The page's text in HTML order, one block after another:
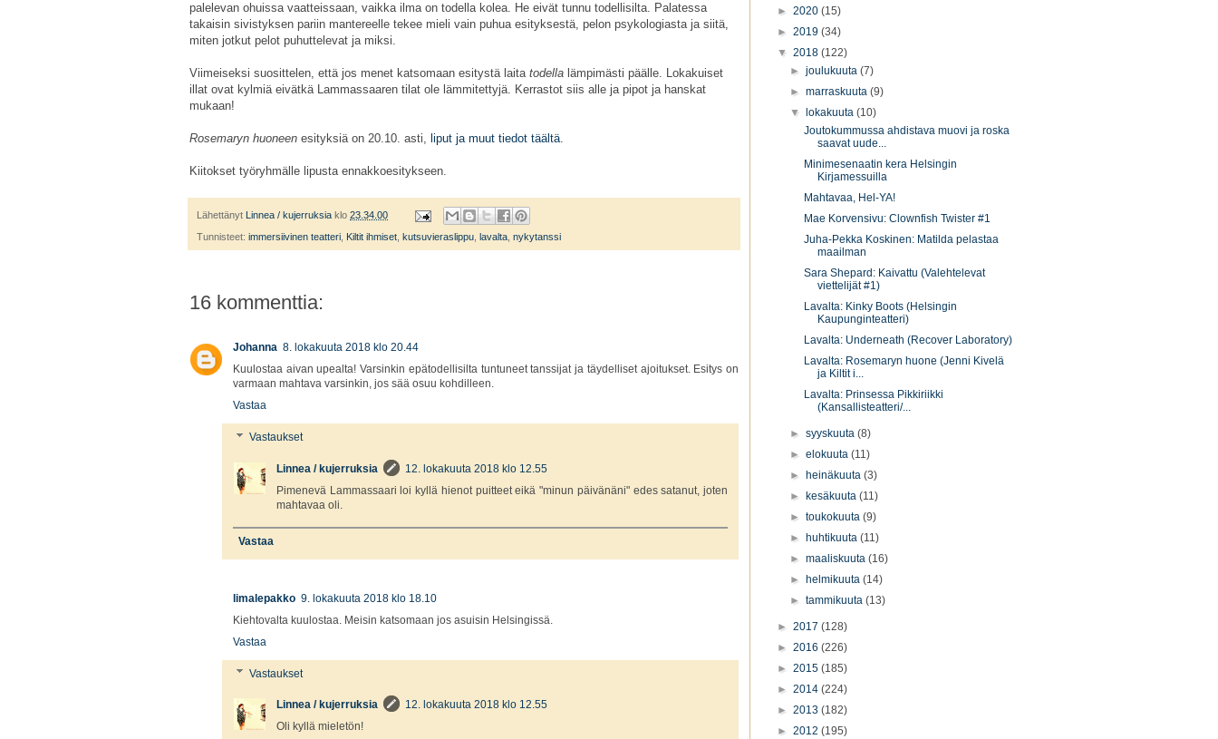
palelevan ohuissa vaatteissaan, vaikka ilma on todella kolea. He eivät tunnu todellisilta. Palatessa
takaisin sivistyksen pariin mantereelle tekee mieli vain puhua esityksestä, pelon psykologiasta ja siitä,
miten jotkut pelot puhuttelevat ja miksi.
Viimeiseksi suosittelen, että jos menet katsomaan esitystä laitatodella lämpimästi päälle. Lokakuiset
illat ovat kylmiä eivätkä Lammassaaren tilat ole lämmitettyjä. Kerrastot siis alle ja pipot ja hanskat
mukaan!
Rosemaryn huoneen esityksiä on 20.10. asti, liput ja muut tiedot täältä.
Kiitokset työryhmälle lipusta ennakkoesitykseen.
Lähettänyt Linnea / kujerruksia klo 23.34.00
Tunnisteet: immersiivinen teatteri, Kiltit ihmiset, kutsuvieraslippu, lavalta, nykytanssi
16 kommenttia:
Johanna 8. lokakuuta 2018 klo 20.44
Kuulostaa aivan upealta! Varsinkin epätodellisilta tuntuneet tanssijat ja täydelliset ajoitukset. Esitys on
varmaan mahtava varsinkin, jos sää osuu kohdilleen.
Vastaa
Vastaukset
Linnea / kujerruksia
12. lokakuuta 2018 klo 12.55
Pimenevä Lammassaari loi kyllä hienot puitteet eikä "minun päivänäni" edes satanut, joten
mahtavaa oli.
Vastaa
limalepakko 9. lokakuuta 2018 klo 18.10
Kiehtovalta kuulostaa. Meisin katsomaan jos asuisin Helsingissä.
Vastaa
Vastaukset
Linnea / kujerruksia
12. lokakuuta 2018 klo 12.55
Oli kyllä mieletön!
► 2020 (15)
► 2019 (34)
▼ 2018 (122)
►joulukuuta(7)
►marraskuuta(9)
▼
lokakuuta(10)
Joutokummussa ahdistava muovi ja roska
saavat uude...
Minimesenaatin kera Helsingin
Kirjamessuilla
Mahtavaa, Hel-YA!
Mae Korvensivu: Clownfish Twister #1
Juha-Pekka Koskinen: Matilda pelastaa
maailman
Sara Shepard: Kaivattu (Valehtelevat
viettelijät #1)
Lavalta: Kinky Boots (Helsingin
Kaupunginteatteri)
Lavalta: Underneath (Recover Laboratory)
Lavalta: Rosemaryn huone (Jenni Kivelä
ja Kiltit i...
Lavalta: Prinsessa Pikkiriikki
(Kansallisteatteri/...
►syyskuuta(8)
►elokuuta(11)
► heinäkuuta(3)
►
kesäkuuta(11)
►toukokuuta(9)
► huhtikuuta(11)
►maaliskuuta(16)
► helmikuuta(14)
►tammikuuta(13)
► 2017 (128)
► 2016 (226)
► 2015 (185)
► 2014 (224)
► 2013 (182)
► 2012 (195)